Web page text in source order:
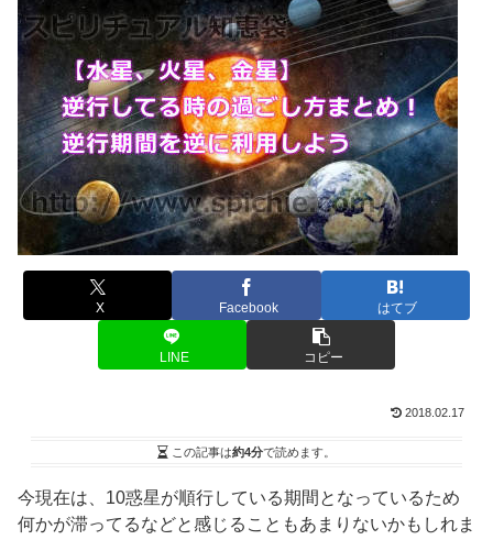
X Facebook はてブ
LINE コピー
2018.02.17
この記事は約4分で読めます。
今現在は、10惑星が順行している期間となっているため
何かが滞ってるなどと感じることもあまりないかもしれま